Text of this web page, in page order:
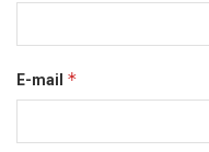
E-mail *